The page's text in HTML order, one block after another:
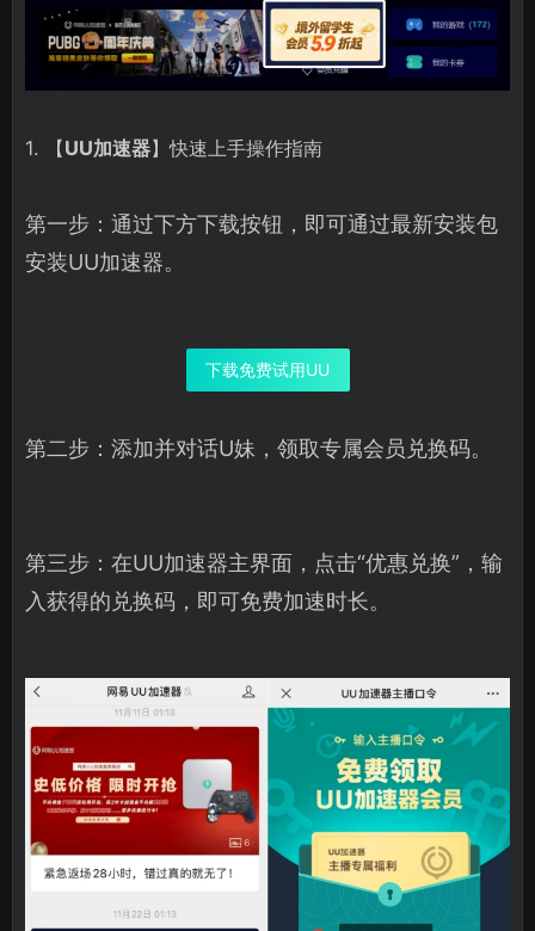
1. 【UU加速器】快速上手操作指南
第一步：通过下方下载按钮，即可通过最新安装包
安装UU加速器。
下载免费试用UU
第二步：添加并对话U妹，领取专属会员兑换码。
第三步：在UU加速器主界面，点击“优惠兑换”，输
入获得的兑换码，即可免费加速时长。